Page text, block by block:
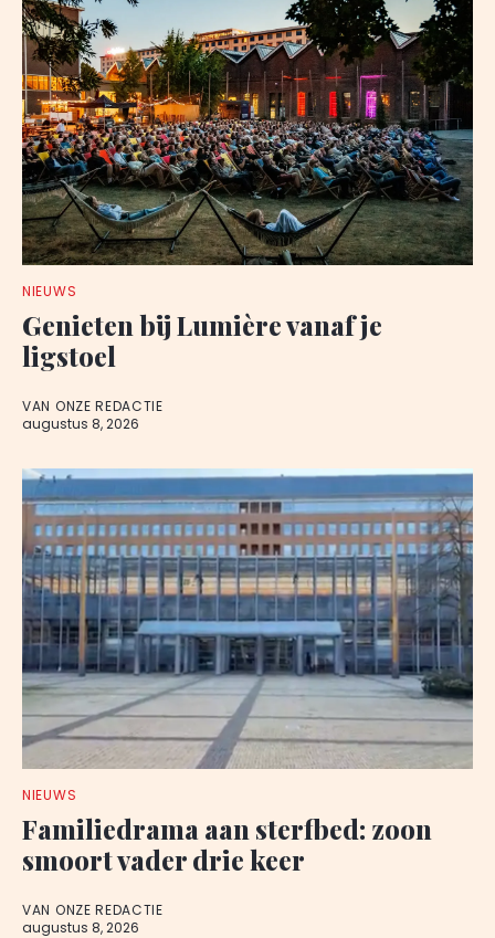
NIEUWS
Genieten bij Lumière vanaf je
ligstoel
VAN ONZE REDACTIE
augustus 8, 2026
NIEUWS
Familiedrama aan sterfbed: zoon
smoort vader drie keer
VAN ONZE REDACTIE
augustus 8, 2026